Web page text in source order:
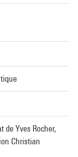
de Yves Rocher,
Christian